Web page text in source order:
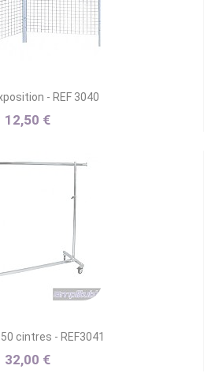
- REF 3040
12,50 €
cintres - REF3041
32,00 €